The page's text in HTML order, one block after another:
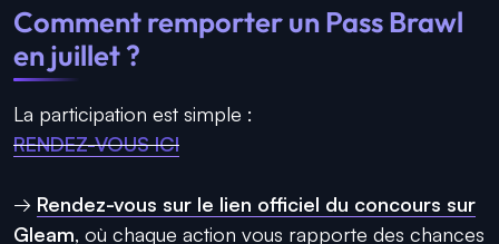
Comment remporter un Pass Brawl
en juillet ?
La participation est simple :
RENDEZ-VOUS ICI
→ Rendez-vous sur le lien officiel du concours sur
Gleam, où chaque action vous rapporte des chances